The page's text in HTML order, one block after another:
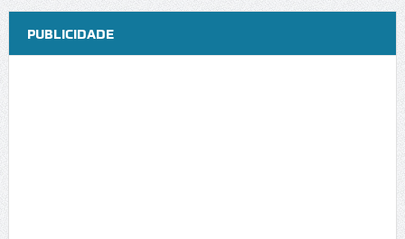
PUBLICIDADE